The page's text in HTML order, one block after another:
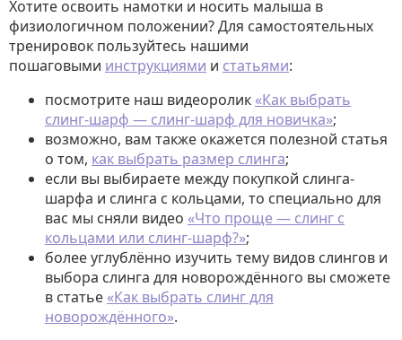
Хотите освоить намотки и носить малыша в
физиологичном положении? Для самостоятельных
тренировок пользуйтесь нашими
пошаговыми инструкциями и статьями:
посмотрите наш видеоролик «Как выбрать
слинг-шарф — слинг-шарф для новичка»;
возможно, вам также окажется полезной статья
о том, как выбрать размер слинга;
если вы выбираете между покупкой слинга-
шарфа и слинга с кольцами, то специально для
вас мы сняли видео «Что проще — слинг с
кольцами или слинг-шарф?»;
более углублённо изучить тему видов слингов и
выбора слинга для новорождённого вы сможете
в статье «Как выбрать слинг для
новорождённого».